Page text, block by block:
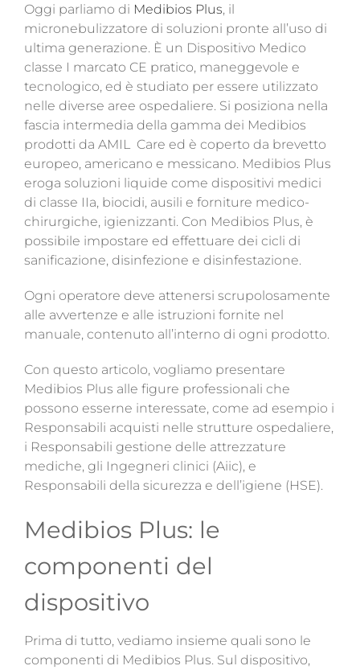
Oggi parliamo di Medibios Plus, il
micronebulizzatore di soluzioni pronte all’uso di
ultima generazione. È un Dispositivo Medico
classe I marcato CE pratico, maneggevole e
tecnologico, ed è studiato per essere utilizzato
nelle diverse aree ospedaliere. Si posiziona nella
fascia intermedia della gamma dei Medibios
prodotti da AMIL Care ed è coperto da brevetto
europeo, americano e messicano. Medibios Plus
eroga soluzioni liquide come dispositivi medici
di classe IIa, biocidi, ausili e forniture medico-
chirurgiche, igienizzanti. Con Medibios Plus, è
possibile impostare ed effettuare dei cicli di
sanificazione, disinfezione e disinfestazione.
Ogni operatore deve attenersi scrupolosamente
alle avvertenze e alle istruzioni fornite nel
manuale, contenuto all’interno di ogni prodotto.
Con questo articolo, vogliamo presentare
Medibios Plus alle figure professionali che
possono esserne interessate, come ad esempio i
Responsabili acquisti nelle strutture ospedaliere,
i Responsabili gestione delle attrezzature
mediche, gli Ingegneri clinici (Aiic), e
Responsabili della sicurezza e dell’igiene (HSE).
Medibios Plus: le
componenti del
dispositivo
Prima di tutto, vediamo insieme quali sono le
componenti di Medibios Plus. Sul dispositivo,